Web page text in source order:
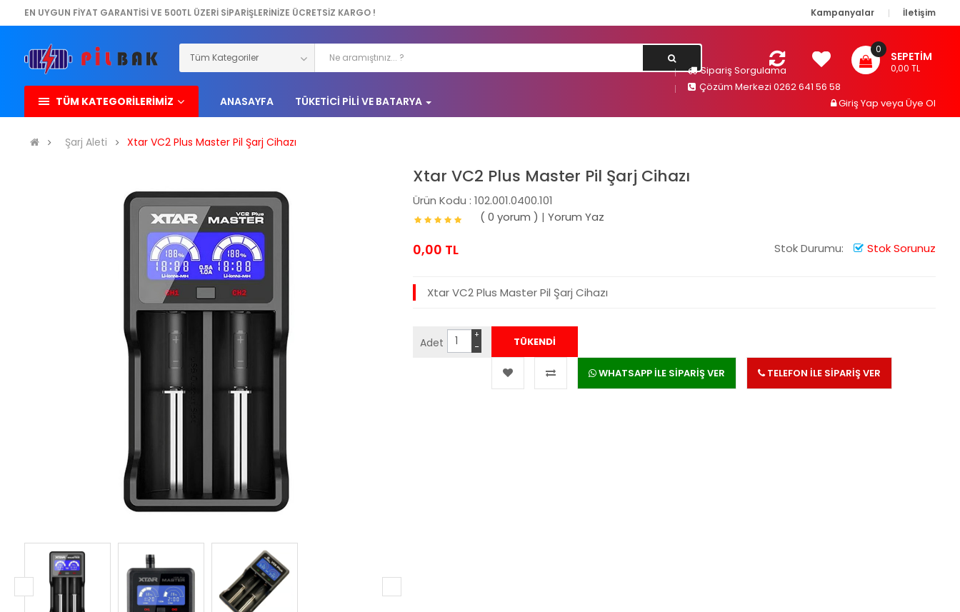
EN UYGUN FİYAT GARANTİSİ VE 500TL ÜZERİ SİPARİŞLERİNİZE ÜCRETSİZ KARGO ! Kampanyalar İletişim
SEPETIM
0
0,00 TL
TÜM KATEGORİLERİMİZ ANASAYFA TÜKETICI PILI VE BATARYA
Sipariş Sorgulama
Çözüm Merkezi 0262 641 56 58
Giriş YapveyaÜye Ol
Şarj Aleti Xtar VC2 Plus Master Pil Şarj Cihazı
Xtar VC2 Plus Master Pil Şarj Cihazı
Ürün Kodu : 102.001.0400.101
( 0 yorum ) |Yorum Yaz
0,00 TL Stok Durumu: Stok Sorunuz
Xtar VC2 Plus Master Pil Şarj Cihazı
Adet −
+
WHATSAPP İLE SİPARİŞ VER TELEFON İLE SİPARİŞ VER